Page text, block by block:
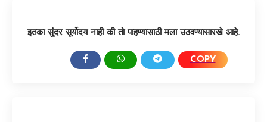
इतका सुंदर सूर्योदय नाही की तो पाहण्यासाठी मला उठवण्यासारखे आहे.
COPY